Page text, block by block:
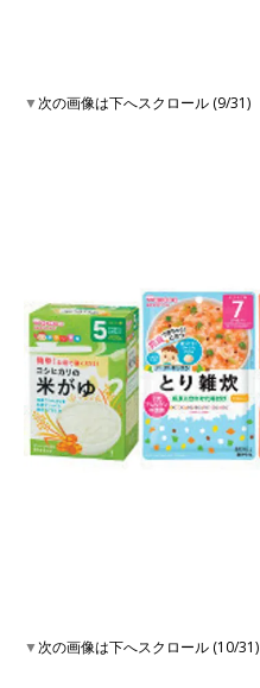
▼次の画像は下へスクロール (9/31)
▼次の画像は下へスクロール (10/31)